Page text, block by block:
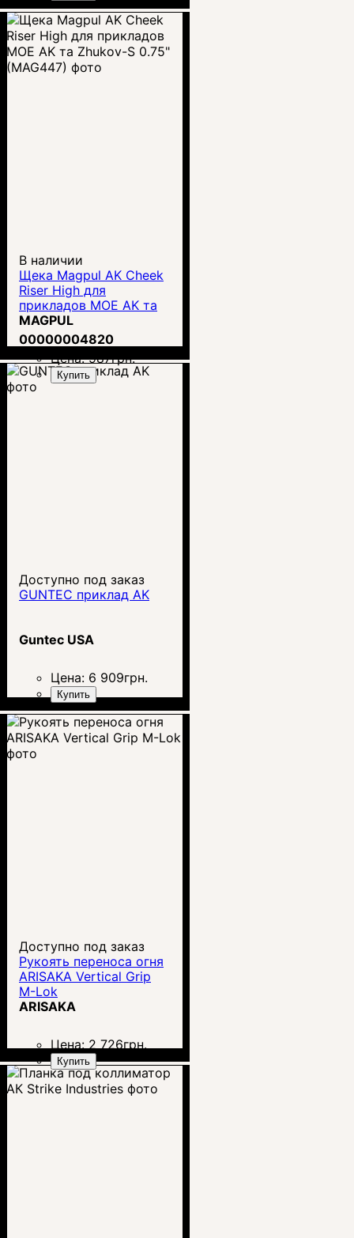
В наличии
Щека Magpul AK Cheek
Riser High для
прикладов MOE AK та
Zhukov-S 0.75"
(MAG447)
MAGPUL
00000004820
Цена:987грн.
Купить
Доступно под заказ
GUNTEC приклад AK
Guntec USA
Цена: 6 909грн.
Купить
Доступно под заказ
Рукоять переноса огня
ARISAKA Vertical Grip
M-Lok
ARISAKA
Цена: 2 726грн.
Купить